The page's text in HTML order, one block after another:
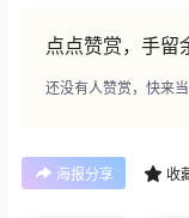
点点赞赏，手留
还没有人赞赏，快来
海报分享 收